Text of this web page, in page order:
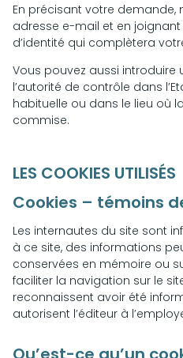
En précisant votre demande,
adresse e-mail et en
d’identité qui complètera
Vous pouvez aussi
l’autorité de contrôle dans
habituelle ou dans le lieu où
commise.
LES COOKIES UTILISÉS
Cookies – témoins
Les internautes du site sont
à ce site, des informations
conservées en mémoire ou
faciliter la navigation sur le
reconnaissent avoir été
autorisent l’éditeur à